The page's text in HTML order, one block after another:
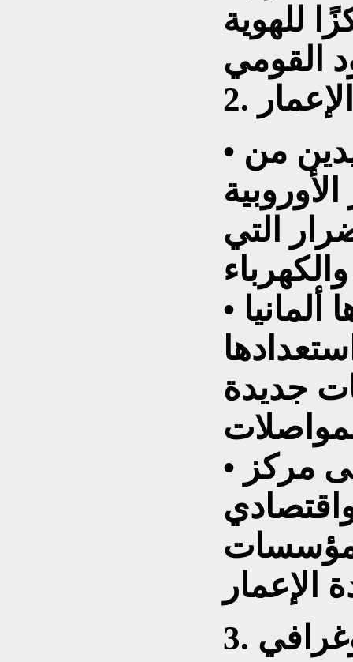
للهوية
• ستكون كييف أول المستفيدين من
التي
• عدد من الدول، أبرزها ألمانيا
جديدة
• سيتحول وسط كييف إلى مركز